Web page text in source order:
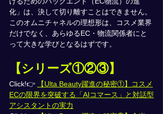
化」は、決して切り離すことはできません。
このオムニチャネルの理想形は、コスメ業界
だけでなく、あらゆるEC・物流関係者にと
って大きな学びとなるはずです。
【シリーズ①②③】
Click!👉
【Ulta Beauty躍進の秘密①】コスメ
ECの限界を突破する「AIコマース」と対話型
アシスタントの実力